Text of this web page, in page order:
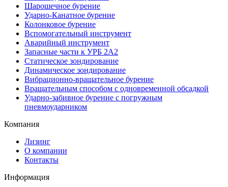
Шарошечное бурение
Ударно-Канатное бурение
Колонковое бурение
Вспомогательный инструмент
Аварийный инструмент
Запасные части к УРБ 2А2
Статическое зондирование
Динамическое зондирование
Вибрационно-вращательное бурение
Вращательным способом с одновременной обсадкой
Ударно-забивное бурение с погружным
пневмоударником
Компания
Лизинг
О компании
Контакты
Информация